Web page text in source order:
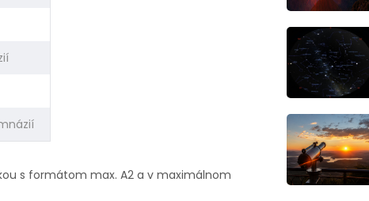
s formátom max. A2 a v maximálnom